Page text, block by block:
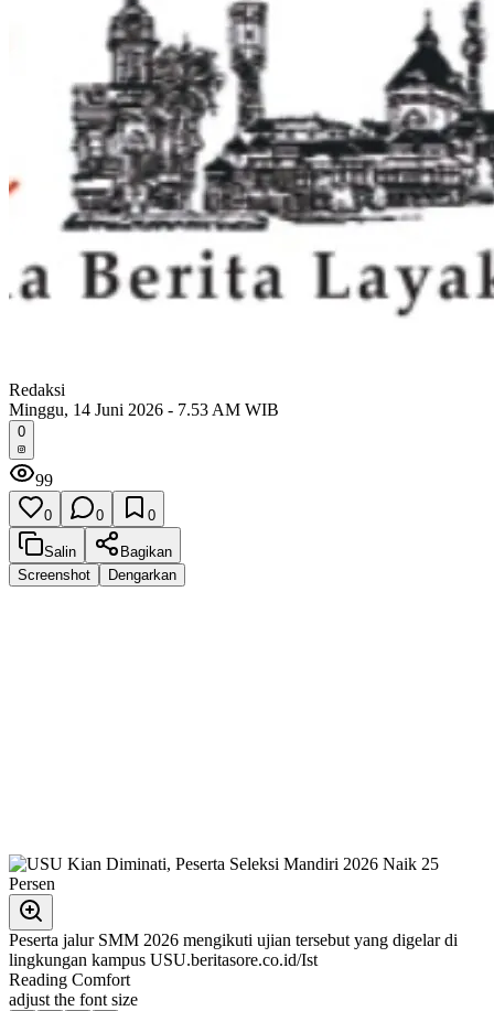
Redaksi
Minggu, 14 Juni 2026 - 7.53 AM WIB
0
99
0 0 0
Salin
Bagikan
Screenshot
Dengarkan
Peserta jalur SMM 2026 mengikuti ujian tersebut yang digelar di
lingkungan kampus USU.beritasore.co.id/Ist
Reading Comfort
adjust the font size